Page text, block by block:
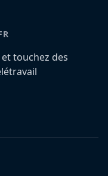
touchez des